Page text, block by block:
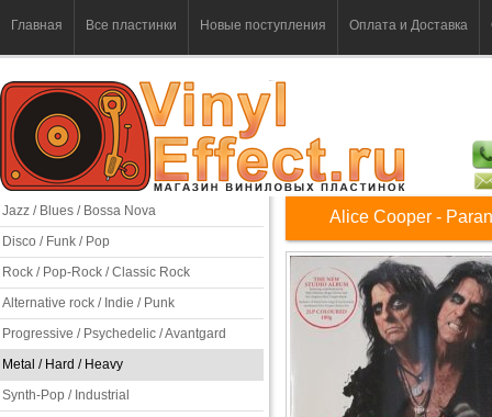
Главная Все пластинки Новые поступления Оплата и Доставка
Jazz / Blues / Bossa Nova
Disco / Funk / Pop
Rock / Pop-Rock / Classic Rock
Alternative rock / Indie / Punk
Progressive / Psychedelic / Avantgard
Metal / Hard / Heavy
Synth-Pop / Industrial
Alice Cooper -